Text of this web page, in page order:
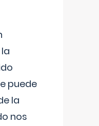
puede
la
nos